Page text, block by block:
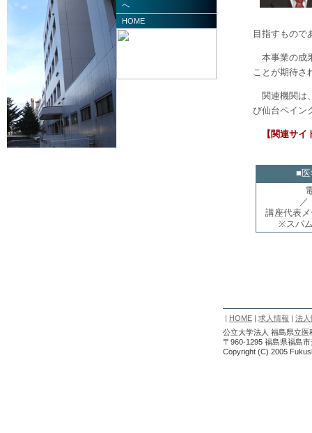
へ
HOME
目指すもので
本事業の成
ことが期待さ
関連機関は
び仙台ペイン
【関連サイ
■医
／
講座代表
※スパ
HOME 求人情報
法人
公立大学法人 福島県立
〒960-1295 福島県福島
Copyright (C) 2005